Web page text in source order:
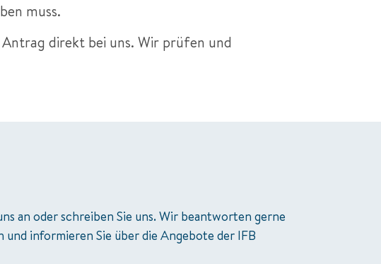
muss.
direkt bei uns. Wir prüfen und
an oder schreiben Sie uns. Wir beantworten gerne
und informieren Sie über die Angebote der IFB